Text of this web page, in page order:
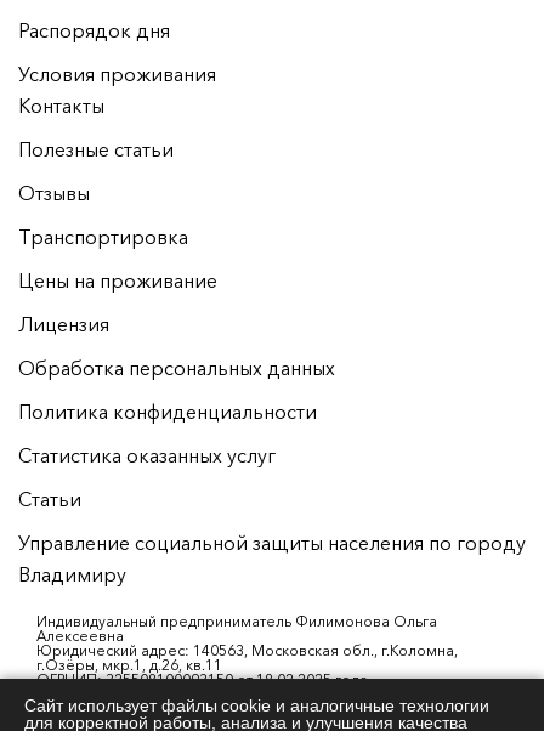
Распорядок дня
Условия проживания
Контакты
Полезные статьи
Отзывы
Транспортировка
Цены на проживание
Лицензия
Обработка персональных данных
Политика конфиденциальности
Статистика оказанных услуг
Статьи
Управление социальной защиты населения по городу
Владимиру
Индивидуальный предприниматель Филимонова Ольга
Алексеевна
Юридический адрес: 140563, Московская обл., г.Коломна,
г.Озёры, мкр.1, д.26, кв.11
ОГРНИП: 325508100093150 от 18.02.2025 года
р/с: 40802810101530002356
АО «АЛЬФА-БАНК»
Сайт использует файлы cookie и аналогичные технологии
для корректной работы, анализа и улучшения качества